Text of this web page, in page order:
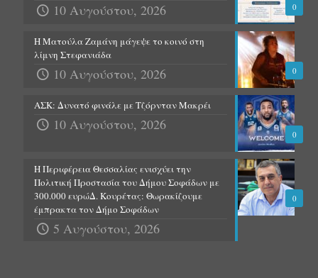
0
10 Αυγούστου, 2026
0
Η Ματούλα Ζαμάνη μάγεψε το κοινό στη
λίμνη Στεφανιάδα
10 Αυγούστου, 2026
0
ΑΣΚ: Δυνατό φινάλε με Τζόρνταν Μακρέι
10 Αυγούστου, 2026
0
Η Περιφέρεια Θεσσαλίας ενισχύει την
Πολιτική Προστασία του Δήμου Σοφάδων με
300.000 ευρώΔ. Κουρέτας: Θωρακίζουμε
έμπρακτα τον Δήμο Σοφάδων
5 Αυγούστου, 2026